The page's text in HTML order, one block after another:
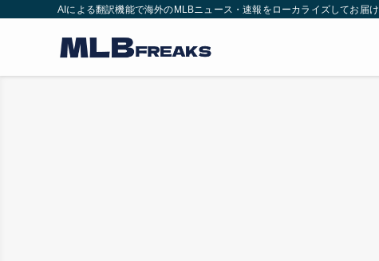
AIによる翻訳機能で海外のMLBニュース・速報をローカライズしてお届け